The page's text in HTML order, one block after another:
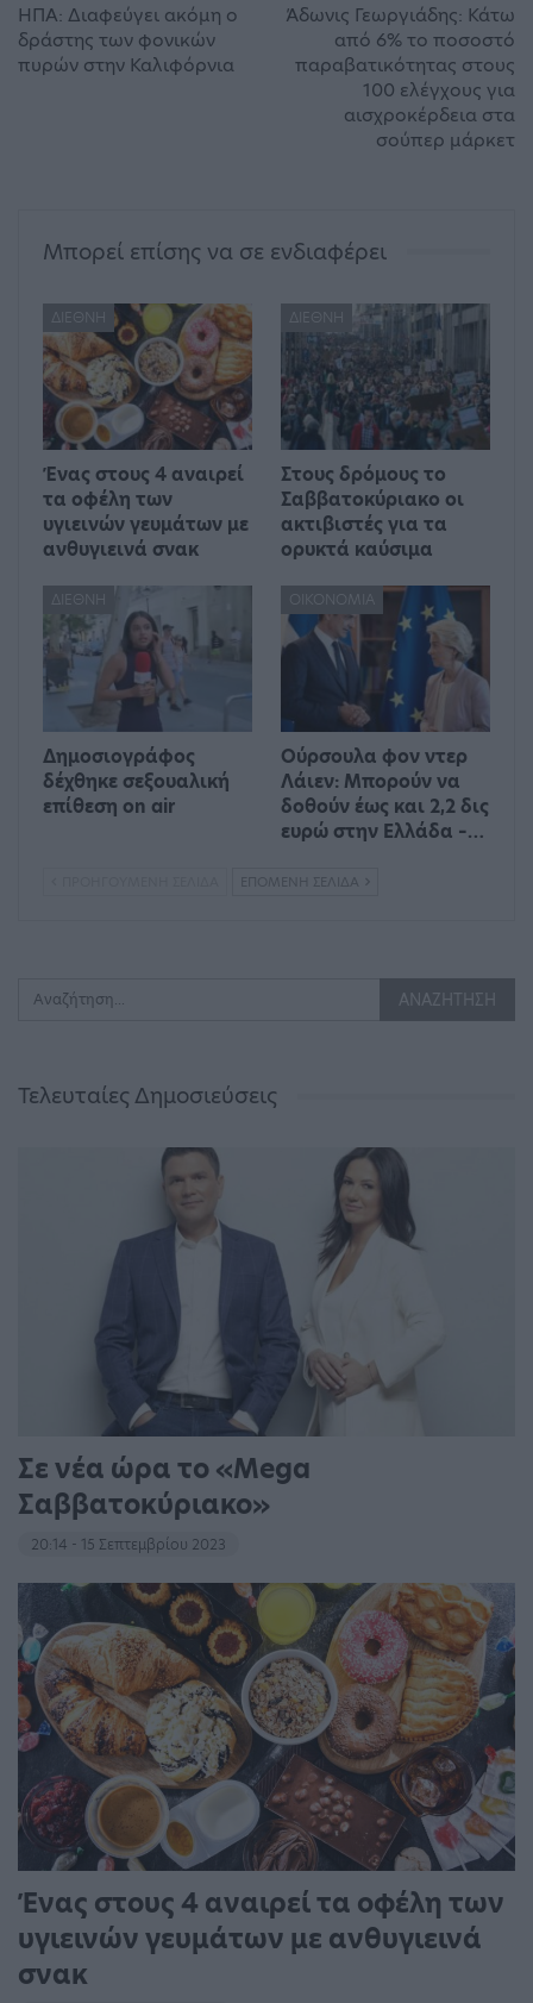
ΗΠΑ: Διαφεύγει ακόμη ο
δράστης των φονικών
πυρών στην Καλιφόρνια
Άδωνις Γεωργιάδης: Κάτω
από 6% το ποσοστό
παραβατικότητας στους
100 ελέγχους για
αισχροκέρδεια στα
σούπερ μάρκετ
Μπορεί επίσης να σε ενδιαφέρει
ΔΙΕΘΝΉ
Ένας στους 4 αναιρεί
τα οφέλη των
υγιεινών γευμάτων με
ανθυγιεινά σνακ
ΔΙΕΘΝΉ
Στους δρόμους το
Σαββατοκύριακο οι
ακτιβιστές για τα
ορυκτά καύσιμα
ΔΙΕΘΝΉ
Δημοσιογράφος
δέχθηκε σεξουαλική
επίθεση on air
ΟΙΚΟΝΟΜΊΑ
Ούρσουλα φον ντερ
Λάιεν: Μπορούν να
δοθούν έως και 2,2 δις
ευρώ στην Ελλάδα –…
ΕΠΌΜΕΝΗ ΣΕΛΊΔΑ
Τελευταίες Δημοσιεύσεις
Σε νέα ώρα το «Mega
Σαββατοκύριακο»
20:14 - 15 Σεπτεμβρίου 2023
Ένας στους 4 αναιρεί τα οφέλη των
υγιεινών γευμάτων με ανθυγιεινά
σνακ